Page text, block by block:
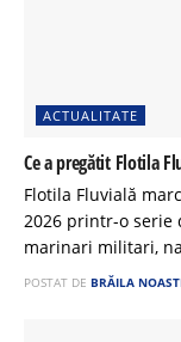
ACTUALITATE
Ce a pregătit Flotila
Flotila Fluvială
2026 printr-o serie
marinari militari,
POSTAT DE BRĂILA